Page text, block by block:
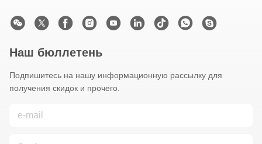
Наш бюллетень
Подпишитесь на нашу информационную рассылку для
получения скидок и прочего.